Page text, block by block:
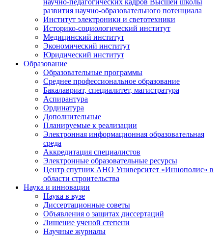
развития научно-образовательного потенциала
Институт электроники и светотехники
Историко-социологический институт
Медицинский институт
Экономический институт
Юридический институт
Образование
Образовательные программы
Среднее профессиональное образование
Бакалавриат, специалитет, магистратура
Аспирантура
Ординатура
Дополнительные
Планируемые к реализации
Электронная информационная образовательная
среда
Аккредитация специалистов
Электронные образовательные ресурсы
Центр спутник АНО Университет «Иннополис» в
области строительства
Наука и инновации
Наука в вузе
Диссертационные советы
Объявления о защитах диссертаций
Лишение ученой степени
Научные журналы